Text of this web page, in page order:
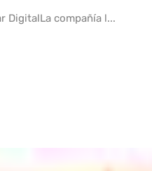
DigitalLa compañía l...